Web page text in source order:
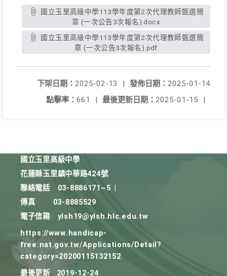
章 (一次公告3次報名).docx
章 (一次公告3次報名).pdf
發佈日期： 2025-01-14
下架日期： 2025-02-13
|
最後更新日期： 2025-01-15 |
點擊率： 661 |
國立玉里高級中學
花蓮縣玉里鎮中華路424號
聯絡電話
03-8886171~5
傳真
03-8885529
電子信箱
ylsh19@ylsh.hlc.edu.tw
https://www.handicap-
free.nat.gov.tw/Applications/Detail?
category=20200115132152
最後更新
2019-12-24